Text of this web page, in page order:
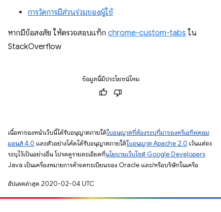
การวัดการมีส่วนร่วมของผู้ใช้
หากมีข้อสงสัย ให้ตรวจสอบแท็ก chrome-custom-tabs ใน
StackOverflow
ข้อมูลนี้มีประโยชน์ไหม
เนื้อหาของหน้าเว็บนี้ได้รับอนุญาตภายใต้ใบอนุญาตที่ต้องระบุที่มาของครีเอทีฟคอม
มอนส์ 4.0 และตัวอย่างโค้ดได้รับอนุญาตภายใต้ใบอนุญาต Apache 2.0 เว้นแต่จะ
ระบุไว้เป็นอย่างอื่น โปรดดูรายละเอียดที่นโยบายเว็บไซต์ Google Developers
Java เป็นเครื่องหมายการค้าจดทะเบียนของ Oracle และ/หรือบริษัทในเครือ
อัปเดตล่าสุด 2020-02-04 UTC